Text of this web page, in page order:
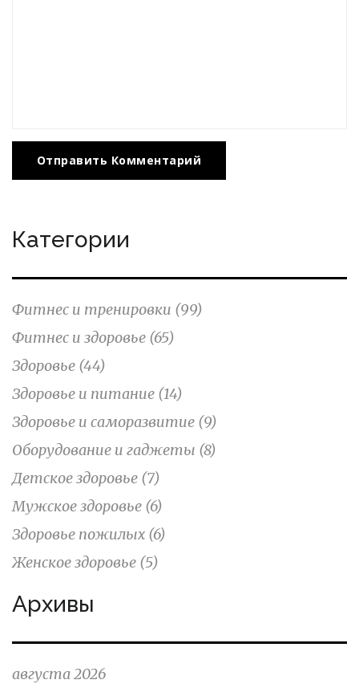
Отправить Комментарий
Категории
Фитнес и тренировки (99)
Фитнес и здоровье (65)
Здоровье (44)
Здоровье и питание (14)
Здоровье и саморазвитие (9)
Оборудование и гаджеты (8)
Детское здоровье (7)
Мужское здоровье (6)
Здоровье пожилых (6)
Женское здоровье (5)
Архивы
августа 2026